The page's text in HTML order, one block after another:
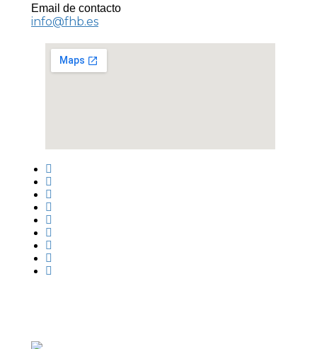
Email de contacto
info@fhb.es